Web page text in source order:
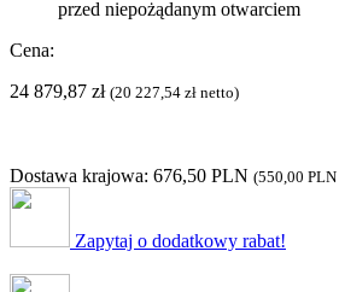
przed niepożądanym otwarciem
Cena:
24 879,87 zł (20 227,54 zł netto)
Dostawa krajowa: 676,50 PLN (550,00 PLN
Zapytaj o dodatkowy rabat!